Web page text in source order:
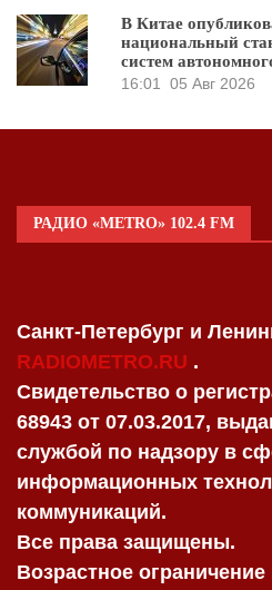
В Китае
национальный
систем
16:01
05 Авг 2026
РАДИО «METRO» 102.4 FM
Санкт-Петербург и
RADIOMETRO.RU .
Свидетельство о
68943 от 07.03.2017,
службой по надзору в
информационных
коммуникаций.
Все права защищены.
Возрастное ограничение